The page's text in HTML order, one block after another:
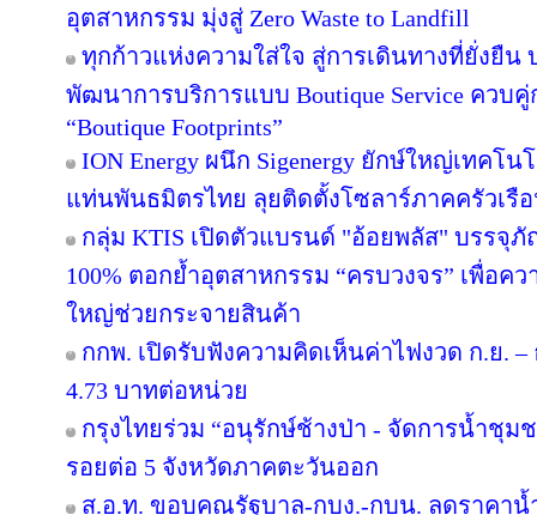
อุตสาหกรรม มุ่งสู่ Zero Waste to Landfill
ทุกก้าวแห่งความใส่ใจ สู่การเดินทางที่ยั่งยืน
พัฒนาการบริการแบบ Boutique Service คว
“Boutique Footprints”
ION Energy ผนึก Sigenergy ยักษ์ใหญ่เทคโ
แท่นพันธมิตรไทย ลุยติดตั้งโซลาร์ภาคครัวเรือ
กลุ่ม KTIS เปิดตัวแบรนด์ "อ้อยพลัส" บรรจุ
100% ตอกย้ำอุตสาหกรรม “ครบวงจร” เพื่อค
ใหญ่ช่วยกระจายสินค้า
กกพ. เปิดรับฟังความคิดเห็นค่าไฟงวด ก.ย. –
4.73 บาทต่อหน่วย
กรุงไทยร่วม “อนุรักษ์ช้างป่า - จัดการน้ำชุ
รอยต่อ 5 จังหวัดภาคตะวันออก
ส.อ.ท. ขอบคุณรัฐบาล-กบง.-กบน. ลดราคา